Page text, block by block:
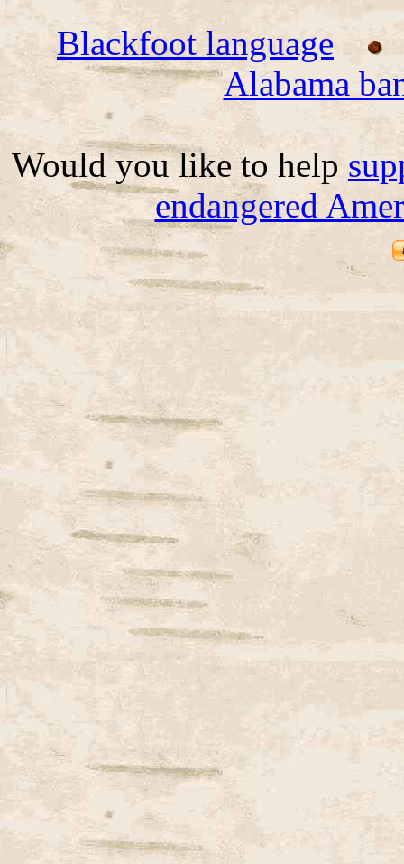
Blackfoot language
Alabama
Would you like to help
endangered